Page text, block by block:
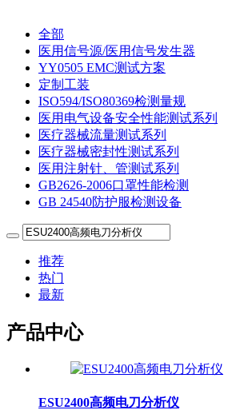
全部
医用信号源/医用信号发生器
YY0505 EMC测试方案
定制工装
ISO594/ISO80369检测量规
医用电气设备安全性能测试系列
医疗器械流量测试系列
医疗器械密封性测试系列
医用注射针、管测试系列
GB2626-2006口罩性能检测
GB 24540防护服检测设备
推荐
热门
最新
产品中心
ESU2400高频电刀分析仪